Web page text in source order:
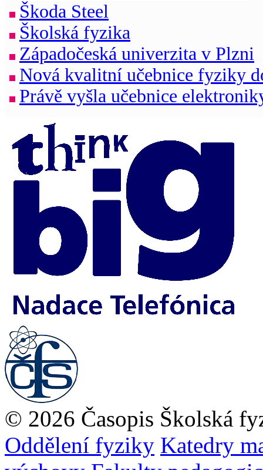
Škoda Steel
Školská fyzika
Západočeská univerzita v Plzni
Nová kvalitní učebnice fyziky
Právě vyšla učebnice
© 2026 Časopis Školská
Oddělení fyziky Katedry